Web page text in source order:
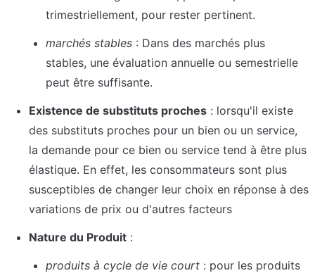
trimestriellement, pour rester pertinent.
marchés stables : Dans des marchés plus
stables, une évaluation annuelle ou semestrielle
peut être suffisante.
Existence de substituts proches : lorsqu'il existe
des substituts proches pour un bien ou un service,
la demande pour ce bien ou service tend à être plus
élastique. En effet, les consommateurs sont plus
susceptibles de changer leur choix en réponse à des
variations de prix ou d'autres facteurs
Nature du Produit :
produits à cycle de vie court : pour les produits